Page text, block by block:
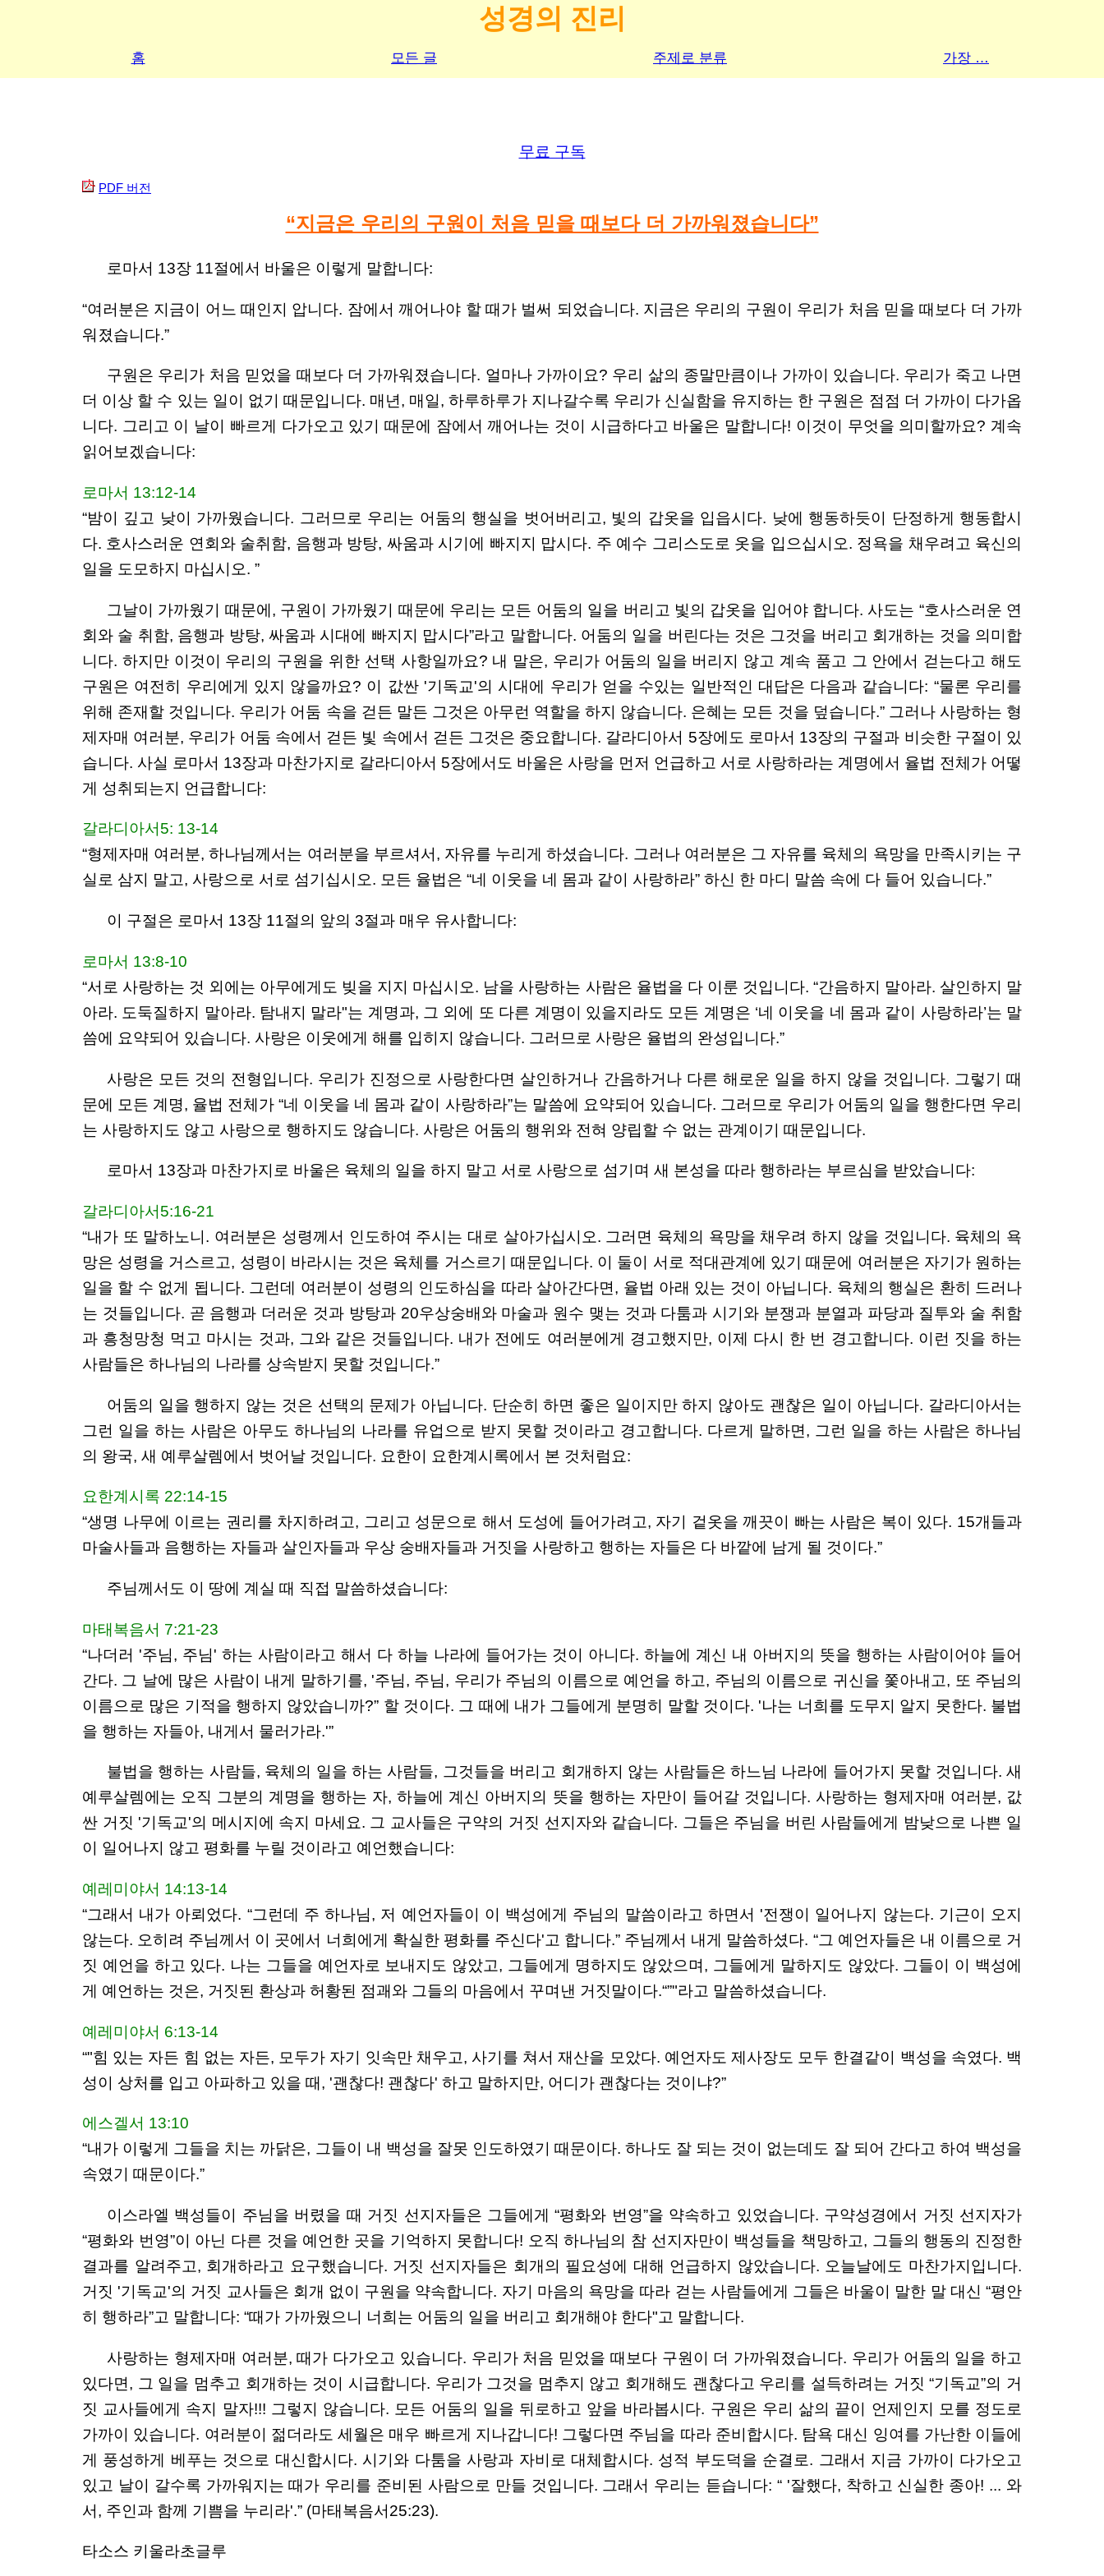
성경의 진리
홈 모든 글 주제로 분류 가장 …
무료 구독
PDF 버전
“지금은 우리의 구원이 처음 믿을 때보다 더 가까워졌습니다”
로마서 13장 11절에서 바울은 이렇게 말합니다:
“여러분은 지금이 어느 때인지 압니다. 잠에서 깨어나야 할 때가 벌써 되었습니다. 지금은 우리의 구원이 우리가 처음 믿을 때보다 더 가까
워졌습니다.”
구원은 우리가 처음 믿었을 때보다 더 가까워졌습니다. 얼마나 가까이요? 우리 삶의 종말만큼이나 가까이 있습니다. 우리가 죽고 나면
더 이상 할 수 있는 일이 없기 때문입니다. 매년, 매일, 하루하루가 지나갈수록 우리가 신실함을 유지하는 한 구원은 점점 더 가까이 다가옵
니다. 그리고 이 날이 빠르게 다가오고 있기 때문에 잠에서 깨어나는 것이 시급하다고 바울은 말합니다! 이것이 무엇을 의미할까요? 계속
읽어보겠습니다:
로마서 13:12-14
“밤이 깊고 낮이 가까웠습니다. 그러므로 우리는 어둠의 행실을 벗어버리고, 빛의 갑옷을 입읍시다. 낮에 행동하듯이 단정하게 행동합시
다. 호사스러운 연회와 술취함, 음행과 방탕, 싸움과 시기에 빠지지 맙시다. 주 예수 그리스도로 옷을 입으십시오. 정욕을 채우려고 육신의
일을 도모하지 마십시오. ”
그날이 가까웠기 때문에, 구원이 가까웠기 때문에 우리는 모든 어둠의 일을 버리고 빛의 갑옷을 입어야 합니다. 사도는 “호사스러운 연
회와 술 취함, 음행과 방탕, 싸움과 시대에 빠지지 맙시다”라고 말합니다. 어둠의 일을 버린다는 것은 그것을 버리고 회개하는 것을 의미합
니다. 하지만 이것이 우리의 구원을 위한 선택 사항일까요? 내 말은, 우리가 어둠의 일을 버리지 않고 계속 품고 그 안에서 걷는다고 해도
구원은 여전히 우리에게 있지 않을까요? 이 값싼 '기독교'의 시대에 우리가 얻을 수있는 일반적인 대답은 다음과 같습니다: “물론 우리를
위해 존재할 것입니다. 우리가 어둠 속을 걷든 말든 그것은 아무런 역할을 하지 않습니다. 은혜는 모든 것을 덮습니다.” 그러나 사랑하는 형
제자매 여러분, 우리가 어둠 속에서 걷든 빛 속에서 걷든 그것은 중요합니다. 갈라디아서 5장에도 로마서 13장의 구절과 비슷한 구절이 있
습니다. 사실 로마서 13장과 마찬가지로 갈라디아서 5장에서도 바울은 사랑을 먼저 언급하고 서로 사랑하라는 계명에서 율법 전체가 어떻
게 성취되는지 언급합니다:
갈라디아서5: 13-14
“형제자매 여러분, 하나님께서는 여러분을 부르셔서, 자유를 누리게 하셨습니다. 그러나 여러분은 그 자유를 육체의 욕망을 만족시키는 구
실로 삼지 말고, 사랑으로 서로 섬기십시오. 모든 율법은 “네 이웃을 네 몸과 같이 사랑하라” 하신 한 마디 말씀 속에 다 들어 있습니다.”
이 구절은 로마서 13장 11절의 앞의 3절과 매우 유사합니다:
로마서 13:8-10
“서로 사랑하는 것 외에는 아무에게도 빚을 지지 마십시오. 남을 사랑하는 사람은 율법을 다 이룬 것입니다. “간음하지 말아라. 살인하지 말
아라. 도둑질하지 말아라. 탐내지 말라"는 계명과, 그 외에 또 다른 계명이 있을지라도 모든 계명은 ‘네 이웃을 네 몸과 같이 사랑하라’는 말
씀에 요약되어 있습니다. 사랑은 이웃에게 해를 입히지 않습니다. 그러므로 사랑은 율법의 완성입니다.”
사랑은 모든 것의 전형입니다. 우리가 진정으로 사랑한다면 살인하거나 간음하거나 다른 해로운 일을 하지 않을 것입니다. 그렇기 때
문에 모든 계명, 율법 전체가 “네 이웃을 네 몸과 같이 사랑하라”는 말씀에 요약되어 있습니다. 그러므로 우리가 어둠의 일을 행한다면 우리
는 사랑하지도 않고 사랑으로 행하지도 않습니다. 사랑은 어둠의 행위와 전혀 양립할 수 없는 관계이기 때문입니다.
로마서 13장과 마찬가지로 바울은 육체의 일을 하지 말고 서로 사랑으로 섬기며 새 본성을 따라 행하라는 부르심을 받았습니다:
갈라디아서5:16-21
“내가 또 말하노니. 여러분은 성령께서 인도하여 주시는 대로 살아가십시오. 그러면 육체의 욕망을 채우려 하지 않을 것입니다. 육체의 욕
망은 성령을 거스르고, 성령이 바라시는 것은 육체를 거스르기 때문입니다. 이 둘이 서로 적대관계에 있기 때문에 여러분은 자기가 원하는
일을 할 수 없게 됩니다. 그런데 여러분이 성령의 인도하심을 따라 살아간다면, 율법 아래 있는 것이 아닙니다. 육체의 행실은 환히 드러나
는 것들입니다. 곧 음행과 더러운 것과 방탕과 20우상숭배와 마술과 원수 맺는 것과 다툼과 시기와 분쟁과 분열과 파당과 질투와 술 취함
과 흥청망청 먹고 마시는 것과, 그와 같은 것들입니다. 내가 전에도 여러분에게 경고했지만, 이제 다시 한 번 경고합니다. 이런 짓을 하는
사람들은 하나님의 나라를 상속받지 못할 것입니다.”
어둠의 일을 행하지 않는 것은 선택의 문제가 아닙니다. 단순히 하면 좋은 일이지만 하지 않아도 괜찮은 일이 아닙니다. 갈라디아서는
그런 일을 하는 사람은 아무도 하나님의 나라를 유업으로 받지 못할 것이라고 경고합니다. 다르게 말하면, 그런 일을 하는 사람은 하나님
의 왕국, 새 예루살렘에서 벗어날 것입니다. 요한이 요한계시록에서 본 것처럼요:
요한계시록 22:14-15
“생명 나무에 이르는 권리를 차지하려고, 그리고 성문으로 해서 도성에 들어가려고, 자기 겉옷을 깨끗이 빠는 사람은 복이 있다. 15개들과
마술사들과 음행하는 자들과 살인자들과 우상 숭배자들과 거짓을 사랑하고 행하는 자들은 다 바깥에 남게 될 것이다.”
주님께서도 이 땅에 계실 때 직접 말씀하셨습니다:
마태복음서 7:21-23
“나더러 '주님, 주님' 하는 사람이라고 해서 다 하늘 나라에 들어가는 것이 아니다. 하늘에 계신 내 아버지의 뜻을 행하는 사람이어야 들어
간다. 그 날에 많은 사람이 내게 말하기를, '주님, 주님, 우리가 주님의 이름으로 예언을 하고, 주님의 이름으로 귀신을 쫓아내고, 또 주님의
이름으로 많은 기적을 행하지 않았습니까?” 할 것이다. 그 때에 내가 그들에게 분명히 말할 것이다. '나는 너희를 도무지 알지 못한다. 불법
을 행하는 자들아, 내게서 물러가라.'”
불법을 행하는 사람들, 육체의 일을 하는 사람들, 그것들을 버리고 회개하지 않는 사람들은 하느님 나라에 들어가지 못할 것입니다. 새
예루살렘에는 오직 그분의 계명을 행하는 자, 하늘에 계신 아버지의 뜻을 행하는 자만이 들어갈 것입니다. 사랑하는 형제자매 여러분, 값
싼 거짓 '기독교'의 메시지에 속지 마세요. 그 교사들은 구약의 거짓 선지자와 같습니다. 그들은 주님을 버린 사람들에게 밤낮으로 나쁜 일
이 일어나지 않고 평화를 누릴 것이라고 예언했습니다:
예레미야서 14:13-14
“그래서 내가 아뢰었다. “그런데 주 하나님, 저 예언자들이 이 백성에게 주님의 말씀이라고 하면서 '전쟁이 일어나지 않는다. 기근이 오지
않는다. 오히려 주님께서 이 곳에서 너희에게 확실한 평화를 주신다'고 합니다.” 주님께서 내게 말씀하셨다. “그 예언자들은 내 이름으로 거
짓 예언을 하고 있다. 나는 그들을 예언자로 보내지도 않았고, 그들에게 명하지도 않았으며, 그들에게 말하지도 않았다. 그들이 이 백성에
게 예언하는 것은, 거짓된 환상과 허황된 점괘와 그들의 마음에서 꾸며낸 거짓말이다.“”"라고 말씀하셨습니다.
예레미야서 6:13-14
“"힘 있는 자든 힘 없는 자든, 모두가 자기 잇속만 채우고, 사기를 쳐서 재산을 모았다. 예언자도 제사장도 모두 한결같이 백성을 속였다. 백
성이 상처를 입고 아파하고 있을 때, '괜찮다! 괜찮다' 하고 말하지만, 어디가 괜찮다는 것이냐?”
에스겔서 13:10
“내가 이렇게 그들을 치는 까닭은, 그들이 내 백성을 잘못 인도하였기 때문이다. 하나도 잘 되는 것이 없는데도 잘 되어 간다고 하여 백성을
속였기 때문이다.”
이스라엘 백성들이 주님을 버렸을 때 거짓 선지자들은 그들에게 “평화와 번영”을 약속하고 있었습니다. 구약성경에서 거짓 선지자가
“평화와 번영”이 아닌 다른 것을 예언한 곳을 기억하지 못합니다! 오직 하나님의 참 선지자만이 백성들을 책망하고, 그들의 행동의 진정한
결과를 알려주고, 회개하라고 요구했습니다. 거짓 선지자들은 회개의 필요성에 대해 언급하지 않았습니다. 오늘날에도 마찬가지입니다.
거짓 '기독교'의 거짓 교사들은 회개 없이 구원을 약속합니다. 자기 마음의 욕망을 따라 걷는 사람들에게 그들은 바울이 말한 말 대신 “평안
히 행하라”고 말합니다: “때가 가까웠으니 너희는 어둠의 일을 버리고 회개해야 한다"고 말합니다.
사랑하는 형제자매 여러분, 때가 다가오고 있습니다. 우리가 처음 믿었을 때보다 구원이 더 가까워졌습니다. 우리가 어둠의 일을 하고
있다면, 그 일을 멈추고 회개하는 것이 시급합니다. 우리가 그것을 멈추지 않고 회개해도 괜찮다고 우리를 설득하려는 거짓 “기독교”의 거
짓 교사들에게 속지 말자!!! 그렇지 않습니다. 모든 어둠의 일을 뒤로하고 앞을 바라봅시다. 구원은 우리 삶의 끝이 언제인지 모를 정도로
가까이 있습니다. 여러분이 젊더라도 세월은 매우 빠르게 지나갑니다! 그렇다면 주님을 따라 준비합시다. 탐욕 대신 잉여를 가난한 이들에
게 풍성하게 베푸는 것으로 대신합시다. 시기와 다툼을 사랑과 자비로 대체합시다. 성적 부도덕을 순결로. 그래서 지금 가까이 다가오고
있고 날이 갈수록 가까워지는 때가 우리를 준비된 사람으로 만들 것입니다. 그래서 우리는 듣습니다: “ '잘했다, 착하고 신실한 종아! ... 와
서, 주인과 함께 기쁨을 누리라'.” (마태복음서25:23).
타소스 키울라초글루